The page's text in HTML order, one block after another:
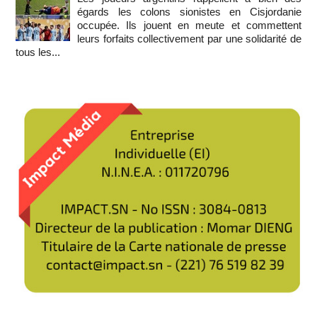
égards les colons sionistes en Cisjordanie
occupée. Ils jouent en meute et commettent
leurs forfaits collectivement par une solidarité de
tous les...